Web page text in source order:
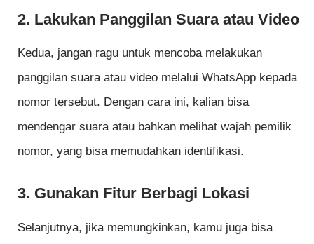
2. Lakukan Panggilan Suara atau Video
Kedua, jangan ragu untuk mencoba melakukan
panggilan suara atau video melalui WhatsApp kepada
nomor tersebut. Dengan cara ini, kalian bisa
mendengar suara atau bahkan melihat wajah pemilik
nomor, yang bisa memudahkan identifikasi.
3. Gunakan Fitur Berbagi Lokasi
Selanjutnya, jika memungkinkan, kamu juga bisa